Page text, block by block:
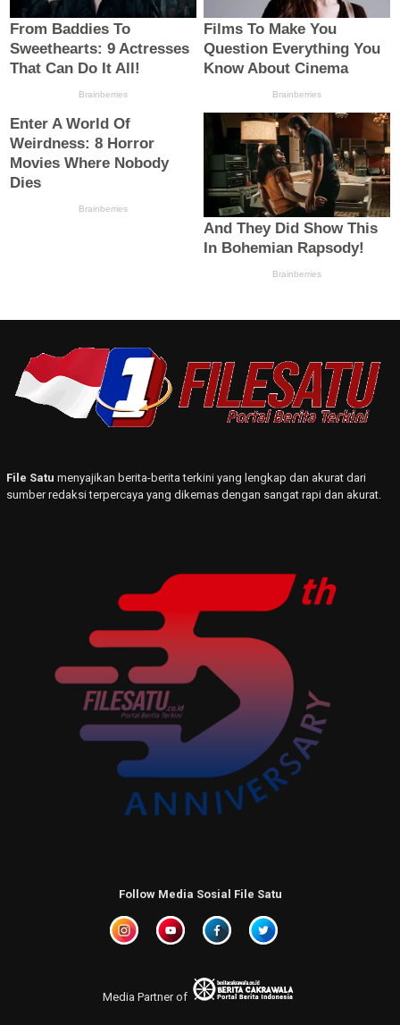
File Satu menyajikan berita-berita terkini yang lengkap dan akurat dari
sumber redaksi terpercaya yang dikemas dengan sangat rapi dan akurat.
Follow Media Sosial File Satu
Media Partner of